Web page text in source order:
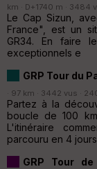
km · D+1740 m · 3484
Le Cap Sizun,
France", est un
GR34. En faire
exceptionnels e
GRP Tour du
· 97 km · 3442 vus ·
Partez à la
boucle de 100
L'itinéraire
parcouru en 4
GRP Tour